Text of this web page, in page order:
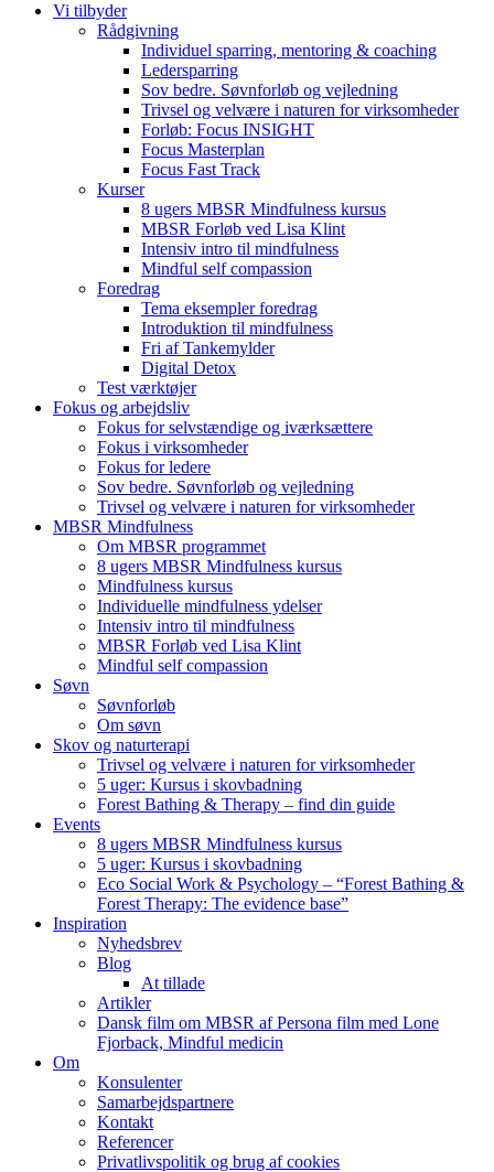
Vi tilbyder
Rådgivning
Individuel sparring, mentoring & coaching
Ledersparring
Sov bedre. Søvnforløb og vejledning
Trivsel og velvære i naturen for virksomheder
Forløb: Focus INSIGHT
Focus Masterplan
Focus Fast Track
Kurser
8 ugers MBSR Mindfulness kursus
MBSR Forløb ved Lisa Klint
Intensiv intro til mindfulness
Mindful self compassion
Foredrag
Tema eksempler foredrag
Introduktion til mindfulness
Fri af Tankemylder
Digital Detox
Test værktøjer
Fokus og arbejdsliv
Fokus for selvstændige og iværksættere
Fokus i virksomheder
Fokus for ledere
Sov bedre. Søvnforløb og vejledning
Trivsel og velvære i naturen for virksomheder
MBSR Mindfulness
Om MBSR programmet
8 ugers MBSR Mindfulness kursus
Mindfulness kursus
Individuelle mindfulness ydelser
Intensiv intro til mindfulness
MBSR Forløb ved Lisa Klint
Mindful self compassion
Søvn
Søvnforløb
Om søvn
Skov og naturterapi
Trivsel og velvære i naturen for virksomheder
5 uger: Kursus i skovbadning
Forest Bathing & Therapy – find din guide
Events
8 ugers MBSR Mindfulness kursus
5 uger: Kursus i skovbadning
Eco Social Work & Psychology – “Forest Bathing &
Forest Therapy: The evidence base”
Inspiration
Nyhedsbrev
Blog
At tillade
Artikler
Dansk film om MBSR af Persona film med Lone
Fjorback, Mindful medicin
Om
Konsulenter
Samarbejdspartnere
Kontakt
Referencer
Privatlivspolitik og brug af cookies